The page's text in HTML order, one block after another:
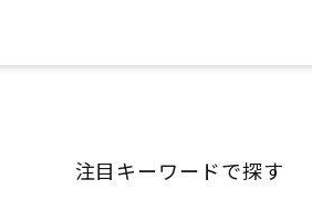
注目キーワードで探す